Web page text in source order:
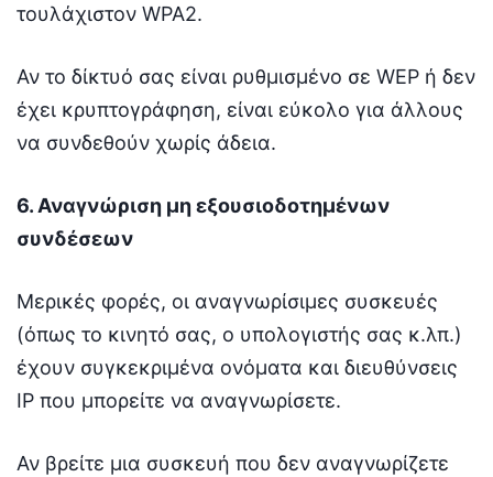
τουλάχιστον WPA2.
Αν το δίκτυό σας είναι ρυθμισμένο σε WEP ή δεν
έχει κρυπτογράφηση, είναι εύκολο για άλλους
να συνδεθούν χωρίς άδεια.
6. Αναγνώριση μη εξουσιοδοτημένων
συνδέσεων
Μερικές φορές, οι αναγνωρίσιμες συσκευές
(όπως το κινητό σας, ο υπολογιστής σας κ.λπ.)
έχουν συγκεκριμένα ονόματα και διευθύνσεις
IP που μπορείτε να αναγνωρίσετε.
Αν βρείτε μια συσκευή που δεν αναγνωρίζετε